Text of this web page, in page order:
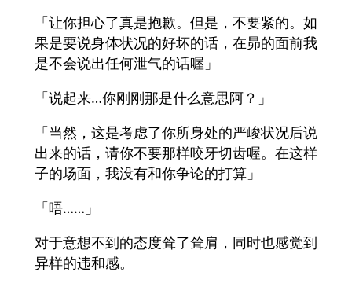
「让你担心了真是抱歉。但是，不要紧的。如
果是要说身体状况的好坏的话，在昴的面前我
是不会说出任何泄气的话喔」
「说起来…你刚刚那是什么意思阿？」
「当然，这是考虑了你所身处的严峻状况后说
出来的话，请你不要那样咬牙切齿喔。在这样
子的场面，我没有和你争论的打算」
「唔……」
对于意想不到的态度耸了耸肩，同时也感觉到
异样的违和感。